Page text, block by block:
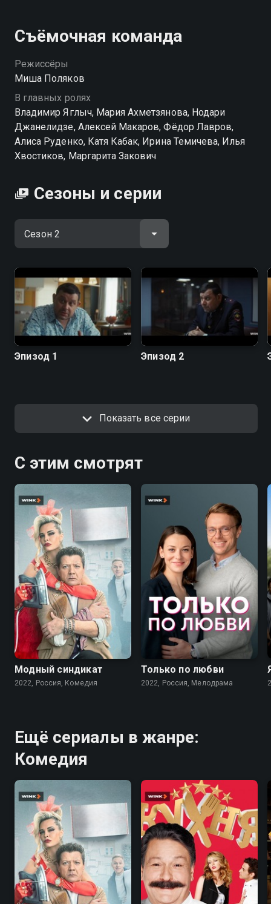
грабителям без бронежилета, задержать вора в
законе во время сходки? Легко! Что заставляет
нерадивого опера превратиться в супергероя и идти
на подвиги? Какую тайну герой скрывает от самых
Посмотреть онлайн 2 сезон сериала Ухожу красиво
вы можете совершенно бесплатно в хорошем HD
качестве на Смотрёшке
Съёмочная команда
Режиссёры
Миша Поляков
В главных ролях
Владимир Яглыч, Мария Ахметзянова, Нодари
Джанелидзе, Алексей Макаров, Фёдор Лавров,
Алиса Руденко, Катя Кабак, Ирина Темичева, Илья
Хвостиков, Маргарита Закович
Сезоны и серии
Эпизод 1 Эпизод 2
Показать все серии
С этим смотрят
7.6
Модный синдикат
2022, Россия, Комедия
Только по любви
2022, Россия, Мелодрама
Ещё сериалы в жанре:
Комедия